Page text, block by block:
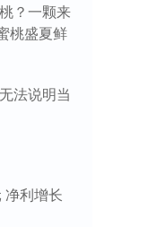
？一颗来
桃盛夏鲜
法说明当
净利增长